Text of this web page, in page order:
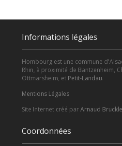
Informations légales
Hombourg est une commune
Rhin, à proximité de Bantzenheim,
Ottmarsheim, et Petit-Landau.
Mentions Légales
Site Internet créé parArnaud
Coordonnées